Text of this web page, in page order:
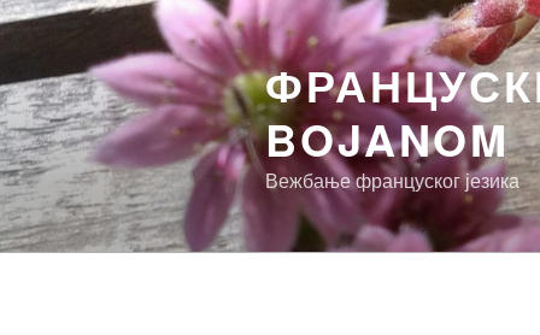
Скочи
на
садржај
BOJANOM
Вежбање француског језика